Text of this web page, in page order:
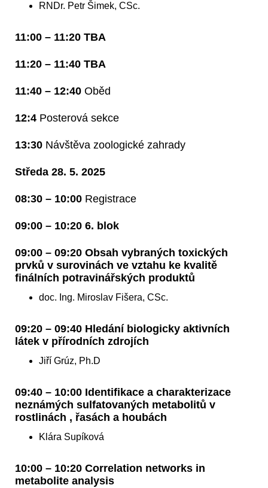
RNDr. Petr Šimek, CSc.
11:00 – 11:20 TBA
11:20 – 11:40 TBA
11:40 – 12:40 Oběd
12:4 Posterová sekce
13:30 Návštěva zoologické zahrady
Středa 28. 5. 2025
08:30 – 10:00 Registrace
09:00 – 10:20 6. blok
09:00 – 09:20 Obsah vybraných toxických
prvků v surovinách ve vztahu ke kvalitě
finálních potravinářských produktů
doc. Ing. Miroslav Fišera, CSc.
09:20 – 09:40 Hledání biologicky aktivních
látek v přírodních zdrojích
Jiří Grúz, Ph.D
09:40 – 10:00 Identifikace a charakterizace
neznámých sulfatovaných metabolitů v
rostlinách , řasách a houbách
Klára Supíková
10:00 – 10:20 Correlation networks in
metabolite analysis